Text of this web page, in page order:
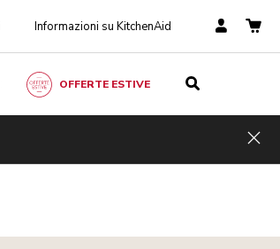
Informazioni su KitchenAid
OFFERTE ESTIVE